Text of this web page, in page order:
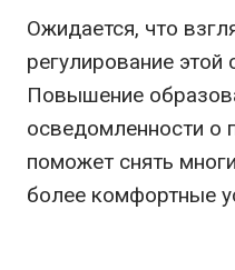
Ожидается, что
регулирование
Повышение
осведомленности о
поможет снять
более комфортные